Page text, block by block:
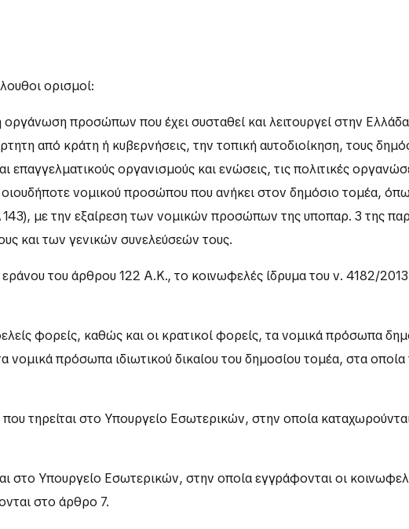
ορισμοί:
προσώπων που έχει συσταθεί και λειτουργεί στην
από κράτη ή κυβερνήσεις, την τοπική αυτοδιοίκηση, τους
επαγγελματικούς οργανισμούς και ενώσεις, τις πολιτικές
νομικού προσώπου που ανήκει στον δημόσιο τομέα,
με την εξαίρεση των νομικών προσώπων της υποπαρ. 3 της
και των γενικών συνελεύσεών τους.
του άρθρου 122 Α.Κ., το κοινωφελές ίδρυμα του ν. 4182/2013
φορείς, καθώς και οι κρατικοί φορείς, τα νομικά πρόσωπα
νομικά πρόσωπα ιδιωτικού δικαίου του δημοσίου τομέα, στα οποία
τηρείται στο Υπουργείο Εσωτερικών, στην οποία
στο Υπουργείο Εσωτερικών, στην οποία εγγράφονται οι
στο άρθρο 7.